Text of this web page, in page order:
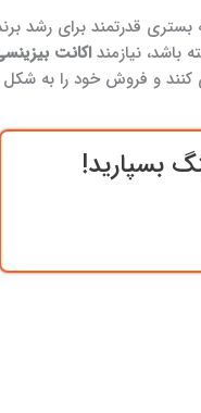
بستری قدرتمند برای رشد
نیازمنداکانت
کنند و فروش خود را به
بسپارید!